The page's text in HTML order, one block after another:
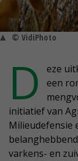
© VidiPhoto
D
eze
een
initiatief van
Milieudefensie
varkens- en